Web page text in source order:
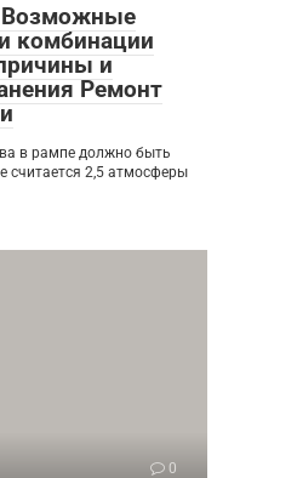
Возможные
комбинации
и
Ремонт
в рампе должно быть
2,5 атмосферы
0